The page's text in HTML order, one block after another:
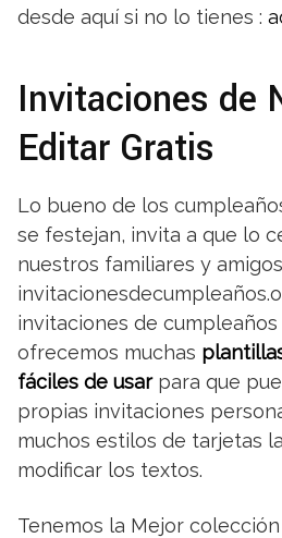
desde aquí si no lo tienes :
Invitaciones de
Editar Gratis
Lo bueno de los
se festejan, invita a que lo
nuestros familiares y
invitaciones de
ofrecemos muchas
fáciles de usarpara que
propias invitaciones
muchos estilos de tarjetas
modificar los textos.
Tenemos la Mejor